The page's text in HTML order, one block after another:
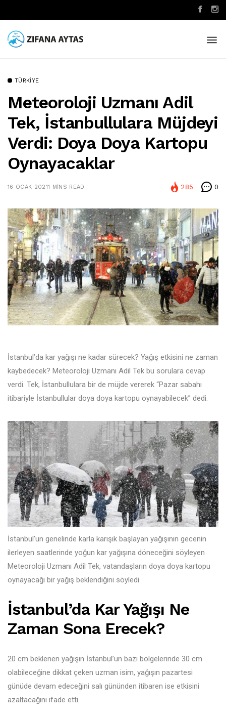
TÜRKIYE
Meteoroloji Uzmanı Adil
Tek, İstanbullulara Müjdeyi
Verdi: Doya Doya Kartopu
Oynayacaklar
16 OCAK 20211 MINS READ 285 0
İstanbul’da kar yağışı ne kadar sürecek? Yağış etkisini ne zaman
kaybedecek? Meteoroloji Uzmanı Adil Tek bu sorulara cevap
verdi. Tek, İstanbullulara bir de müjde vererek “Pazar sabahı
itibariyle İstanbullular doya doya kartopu oynayabilecek” dedi.
İstanbul’un genelinde karla karışık başlayan yağışının gecenin
ilerleyen saatlerinde yoğun kar yağışına döneceğini söyleyen
Meteoroloji Uzmanı Adil Tek, vatandaşların doya doya kartopu
oynayacağı bir yağış beklendiğini söyledi.
İstanbul’da Kar Yağışı Ne
Zaman Sona Erecek?
20 cm beklenen yağışın İstanbul’un bazı bölgelerinde 30 cm
olabileceğine dikkat çeken uzman isim, yağışın pazartesi
günüde devam edeceğini salı gününden itibaren ise etkisini
azaltacağını ifade etti.